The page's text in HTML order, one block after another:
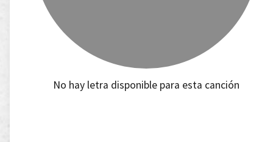
No hay letra disponible para esta canción